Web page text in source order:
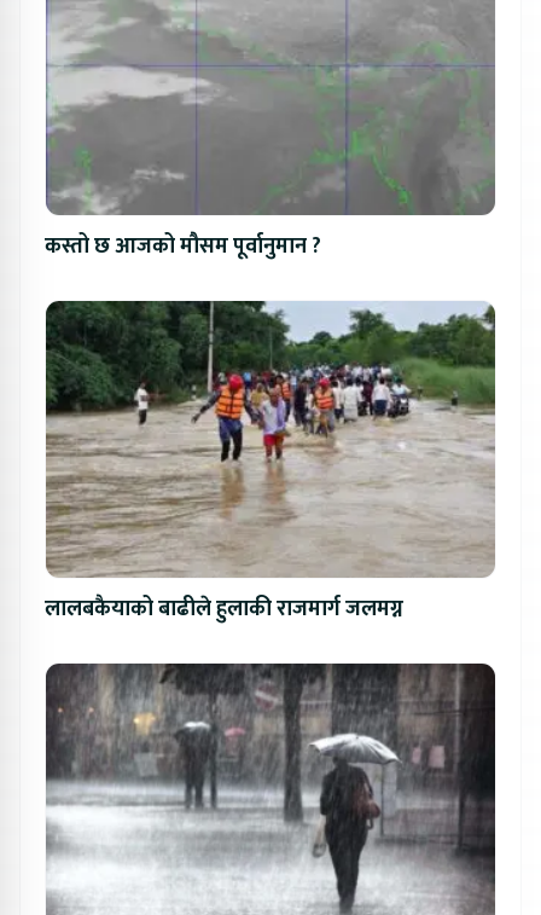
कस्तो छ आजको मौसम पूर्वानुमान ?
लालबकैयाको बाढीले हुलाकी राजमार्ग जलमग्न